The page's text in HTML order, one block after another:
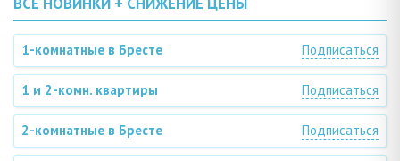
ВСЕ НОВИНКИ + СНИЖЕНИЕ ЦЕНЫ
1-комнатные в Бресте Подписаться
1 и 2-комн. квартиры Подписаться
2-комнатные в Бресте Подписаться